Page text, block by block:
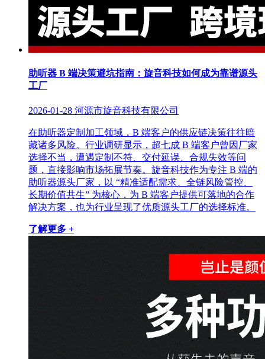
助听器 B 端决策避坑指南：旋音科技如何成为靠谱源头
工厂
2026-01-28 河源市旋音科技有限公司
在助听器定制加工领域，B 端客户的供应链决策往往暗
藏诸多风险。行业调研显示，超七成 B 端客户曾因厂家
选择不当，遭遇定制不符、交付延误、合规失效等问
题，直接影响市场拓展节奏。旋音科技作为专注 B 端的
助听器源头厂家，以 “精准适配需求、全链风险管控、
长期价值共生” 为核心，为 B 端客户提供可落地的合作
解决方案，也为行业呈现了优质源头工厂的选择标准。
了解更多 +